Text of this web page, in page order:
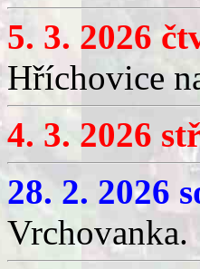
5. 3. 2026
Hříchovice
4. 3. 2026
28. 2. 2026
Vrchovanka.